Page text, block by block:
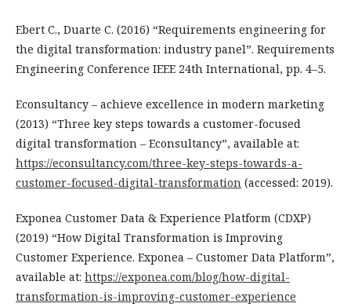
Ebert C., Duarte C. (2016) “Requirements engineering for
the digital transformation: industry panel”. Requirements
Engineering Conference IEEE 24th International, pp. 4–5.
Econsultancy – achieve excellence in modern marketing
(2013) “Three key steps towards a customer-focused
digital transformation – Econsultancy”, available at:
https://econsultancy.com/three-key-steps-towards-a-
customer-focused-digital-transformation (accessed: 2019).
Exponea Customer Data & Experience Platform (CDXP)
(2019) “How Digital Transformation is Improving
Customer Experience. Exponea – Customer Data Platform”,
available at: https://exponea.com/blog/how-digital-
transformation-is-improving-customer-experience